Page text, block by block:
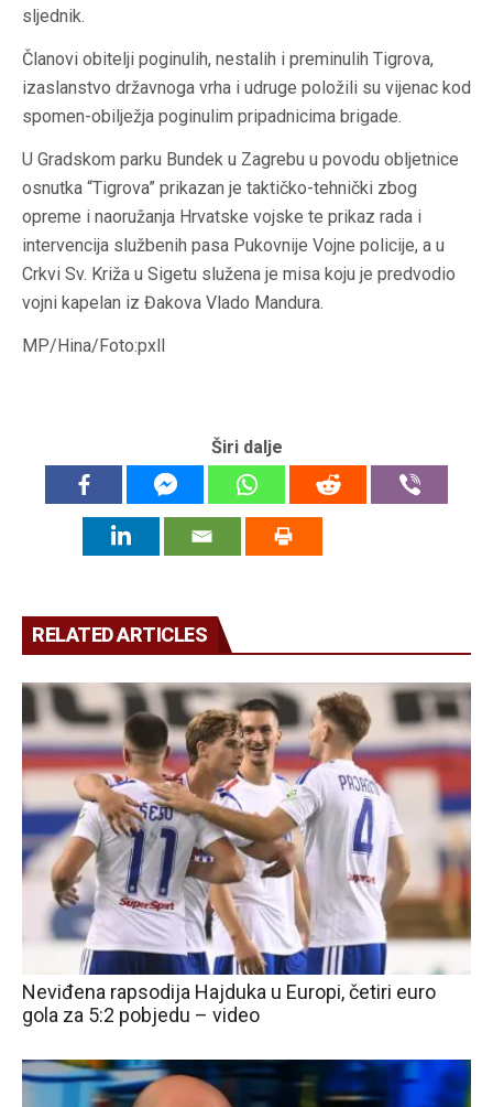
sljednik.
Članovi obitelji poginulih, nestalih i preminulih Tigrova,
izaslanstvo državnoga vrha i udruge položili su vijenac kod
spomen-obilježja poginulim pripadnicima brigade.
U Gradskom parku Bundek u Zagrebu u povodu obljetnice
osnutka “Tigrova” prikazan je taktičko-tehnički zbog
opreme i naoružanja Hrvatske vojske te prikaz rada i
intervencija službenih pasa Pukovnije Vojne policije, a u
Crkvi Sv. Križa u Sigetu služena je misa koju je predvodio
vojni kapelan iz Đakova Vlado Mandura.
MP/Hina/Foto:pxll
Širi dalje
RELATED ARTICLES
Neviđena rapsodija Hajduka u Europi, četiri euro
gola za 5:2 pobjedu – video